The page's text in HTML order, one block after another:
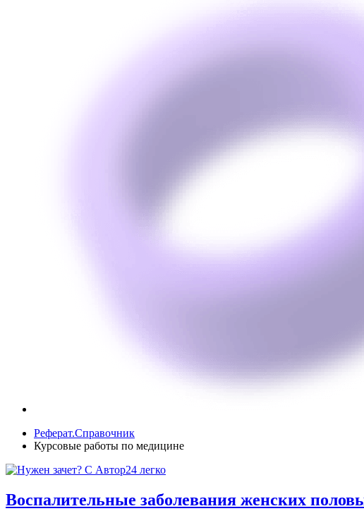
Реферат.Справочник
Курсовые работы по медицине
Воспалительные заболевания женских